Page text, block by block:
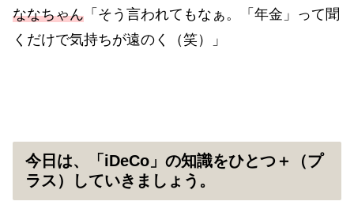
ななちゃん 「そう言われてもなぁ。「年金」って聞
くだけで気持ちが遠のく（笑）」
今日は、「iDeCo」の知識をひとつ＋（プ
ラス）していきましょう。